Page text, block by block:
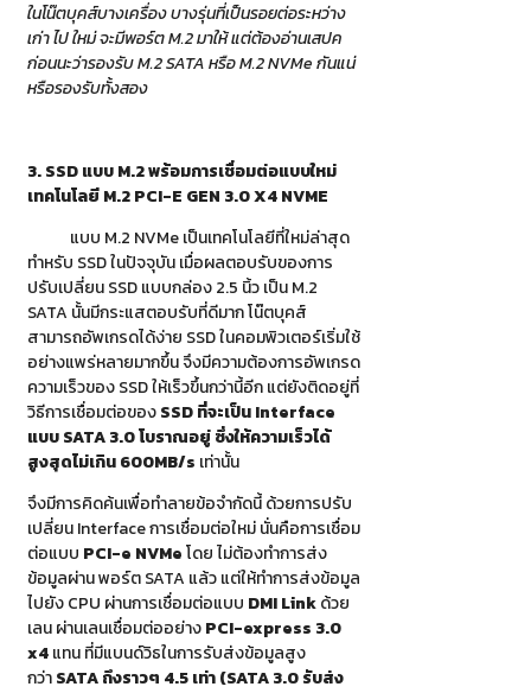
ในโน๊ตบุคส์บางเครื่อง บางรุ่นที่เป็นรอยต่อระหว่าง
เก่า ไป ใหม่ จะมีพอร์ต M.2 มาให้ แต่ต้องอ่านเสปค
ก่อนนะว่ารองรับ M.2 SATA หรือ M.2 NVMe กันแน่
หรือรองรับทั้งสอง
3. SSD แบบ M.2 พร้อมการเชื่อมต่อแบบใหม่
เทคโนโลยี M.2 PCI-E GEN 3.0 X4 NVME
แบบ M.2 NVMe เป็นเทคโนโลยีที่ใหม่ล่าสุด
ทำหรับ SSD ในปัจจุบัน เมื่อผลตอบรับของการ
ปรับเปลี่ยน SSD แบบกล่อง 2.5 นิ้ว เป็น M.2
SATA นั้นมีกระแสตอบรับที่ดีมาก โน๊ตบุคส์
สามารถอัพเกรดได้ง่าย SSD ในคอมพิวเตอร์เริ่มใช้
อย่างแพร่หลายมากขึ้น จึงมีความต้องการอัพเกรด
ความเร็วของ SSD ให้เร็วขึ้นกว่านี้อีก แต่ยังติดอยู่ที่
วิธีการเชื่อมต่อของSSD ที่จะเป็น Interface
แบบ SATA 3.0 โบราณอยู่ ซึ่งให้ความเร็วได้
สูงสุดไม่เกิน 600MB/s เท่านั้น
จึงมีการคิดค้นเพื่อทำลายข้อจำกัดนี้ ด้วยการปรับ
เปลี่ยน Interface การเชื่อมต่อใหม่ นั่นคือการเชื่อม
ต่อแบบ PCI-e NVMeโดย ไม่ต้องทำการส่ง
ข้อมูลผ่าน พอร์ต SATA แล้ว แต่ให้ทำการส่งข้อมูล
ไปยัง CPU ผ่านการเชื่อมต่อแบบ DMI Linkด้วย
เลน ผ่านเลนเชื่อมต่ออย่างPCI-express 3.0
x4แทน ที่มีแบนด์วิธในการรับส่งข้อมูลสูง
กว่าSATA ถึงราวๆ 4.5 เท่า(SATA 3.0 รับส่ง